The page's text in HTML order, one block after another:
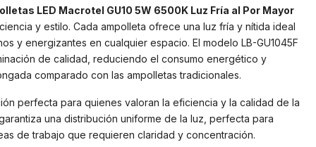
LED Macrotel GU10 5W 6500K Luz Fría al Por Mayor
y estilo. Cada ampolleta ofrece una luz fría y nítida ideal
y energizantes en cualquier espacio. El modelo LB-GU1045F
de calidad, reduciendo el consumo energético y
comparado con las ampolletas tradicionales.
perfecta para quienes valoran la eficiencia y la calidad de la
una distribución uniforme de la luz, perfecta para
de trabajo que requieren claridad y concentración.